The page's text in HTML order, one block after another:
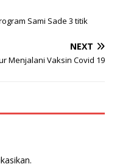
Sami Sade 3 titik
NEXT
Menjalani Vaksin Covid 19